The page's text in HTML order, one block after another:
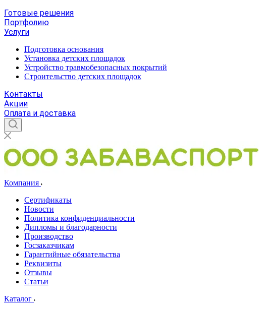
Готовые решения
Портфолию
Услуги
Подготовка основания
Установка детских площадок
Устройство травмобезопасных покрытий
Строительство детских площадок
Контакты
Акции
Оплата и доставка
Компания
Сертификаты
Новости
Политика конфиденциальности
Дипломы и благодарности
Производство
Госзаказчикам
Гарантийные обязательства
Реквизиты
Отзывы
Статьи
Каталог